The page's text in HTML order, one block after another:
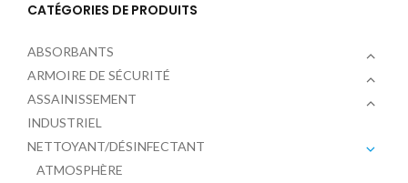
CATÉGORIES DE PRODUITS
ABSORBANTS
ARMOIRE DE SÉCURITÉ
ASSAINISSEMENT
INDUSTRIEL
NETTOYANT/DÉSINFECTANT
ATMOSPHÈRE